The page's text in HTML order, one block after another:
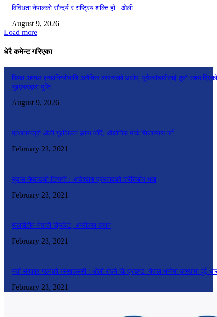
विविधता नेपालको सौन्दर्य र राष्ट्रिय शक्ति हो : ओली
August 9, 2026
Load more
धेरै कमेन्ट गरिएका
फिफा अध्यक्ष इन्फान्टिनोमाथि अनैतिक सम्बन्धको आरोप, पूर्वकर्मचारीलाई ठूलो रकम दिएको
युइएफएद्वारा पुष्टि
August 9, 2026
प्रधानमन्त्री ओली गृहजिल्ला झापा जाँदै, औद्योगिक पार्क शिलान्यास गर्ने
February 28, 2021
सुवास नेम्वाङको टिप्पणी : अविश्वास प्रस्तावको हरिबिजोग भयो
February 28, 2021
खेलबिहीन नेपाली क्रिकेट, अन्यौलमा क्यान
February 28, 2021
नयाँ सरकार गठनको रस्साकस्सी : ओली रोज्ने कि प्रचण्ड–नेपाल भन्नेमा जसपामा दुई धार
February 28, 2021